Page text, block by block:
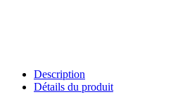
Description
Détails du produit